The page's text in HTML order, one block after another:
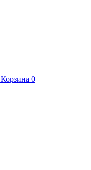
Корзина 0